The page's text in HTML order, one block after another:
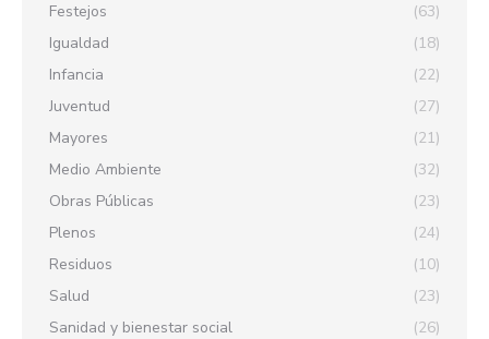
Festejos
(63)
Igualdad
(18)
Infancia
(22)
Juventud
(27)
Mayores
(21)
Medio Ambiente
(32)
Obras Públicas
(23)
Plenos
(24)
Residuos
(10)
Salud
(23)
Sanidad y bienestar social
(26)